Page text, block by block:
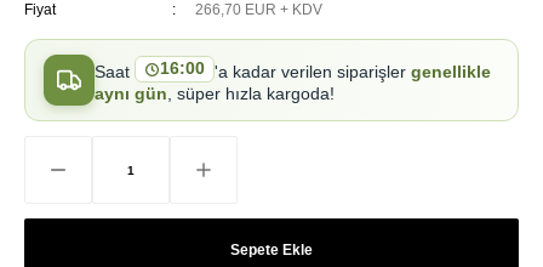
Fiyat
266,70 EUR + KDV
Saat 16:00 'a kadar verilen siparişler genellikle
aynı gün , süper hızla kargoda!
Sepete Ekle